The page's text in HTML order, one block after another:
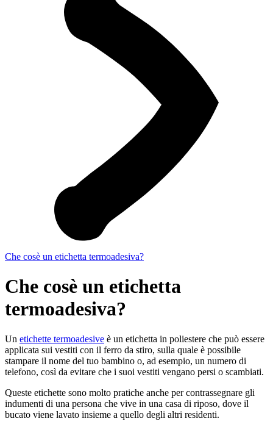
Che cosè un etichetta termoadesiva?
Che cosè un etichetta
termoadesiva?
Un etichette termoadesive è un etichetta in poliestere che può essere
applicata sui vestiti con il ferro da stiro, sulla quale è possibile
stampare il nome del tuo bambino o, ad esempio, un numero di
telefono, così da evitare che i suoi vestiti vengano persi o scambiati.
Queste etichette sono molto pratiche anche per contrassegnare gli
indumenti di una persona che vive in una casa di riposo, dove il
bucato viene lavato insieme a quello degli altri residenti.